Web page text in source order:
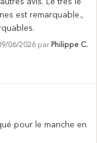
avis. Le très le
est remarquable.,
06/2026 par Philippe C.
pour le manche en